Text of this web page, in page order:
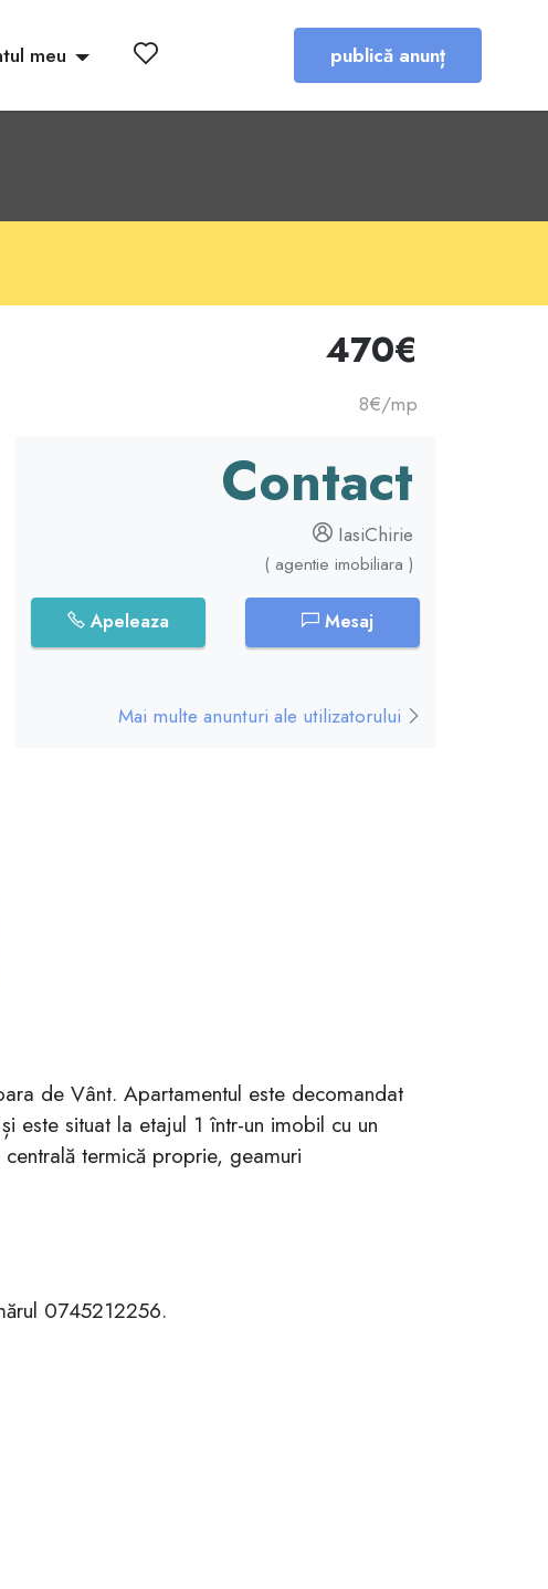
meu publică anunț
470€
8€/mp
Contact
IasiChirie
( agentie imobiliara )
Apeleaza Mesaj
Mai multe anunturi ale utilizatorului
de Vânt. Apartamentul este decomandat
este situat la etajul 1 într-un imobil cu un
termică proprie, geamuri
0745212256.